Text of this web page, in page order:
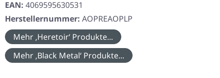
EAN: 4069595630531
Herstellernummer: AOPREAOPLP
Mehr ‚Heretoir‘ Produkte...
Mehr ‚Black Metal‘ Produkte...